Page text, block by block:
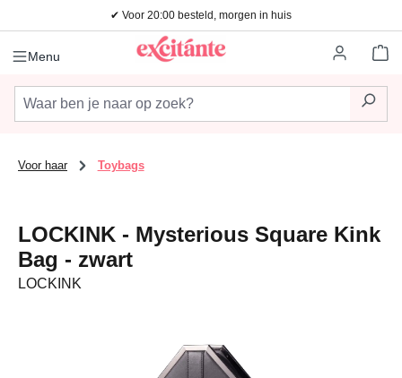
Ga naar de hoofdinhoud✔ Voor 20:00 besteld, morgen in huis
Menu
Voor haar Toybags
LOCKINK - Mysterious Square Kink
Bag - zwart
LOCKINK